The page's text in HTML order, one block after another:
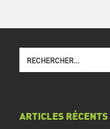
sur
ARTICLES RÉCENTS